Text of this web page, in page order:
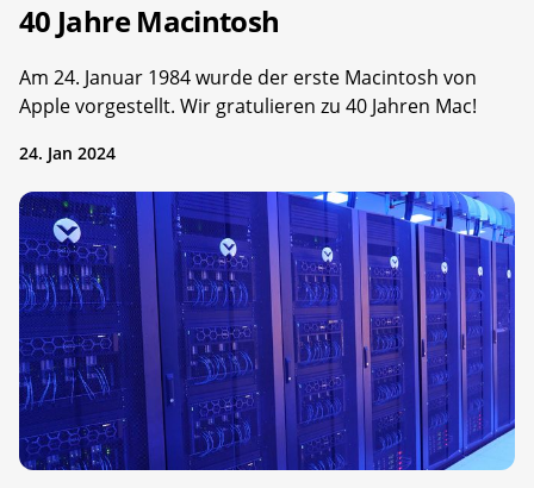
40 Jahre Macintosh
Am 24. Januar 1984 wurde der erste Macintosh von
Apple vorgestellt. Wir gratulieren zu 40 Jahren Mac!
24. Jan 2024